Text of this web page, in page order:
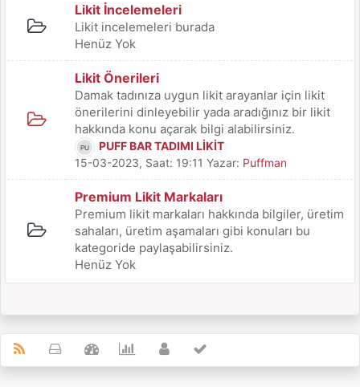
Likit İncelemeleri
Likit incelemeleri burada
Henüz Yok
Likit Önerileri
Damak tadınıza uygun likit arayanlar için likit
önerilerini dinleyebilir yada aradığınız bir likit
hakkında konu açarak bilgi alabilirsiniz.
PUFF BAR TADIMI LİKİT
15-03-2023, Saat: 19:11 Yazar: Puffman
Premium Likit Markaları
Premium likit markaları hakkında bilgiler, üretim
sahaları, üretim aşamaları gibi konuları bu
kategoride paylaşabilirsiniz.
Henüz Yok